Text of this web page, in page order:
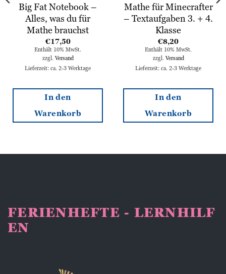
Big Fat Notebook –
Alles, was du für
Mathe brauchst
€17,50
Enthält 10% MwSt.
zzgl. Versand
Lieferzeit: ca. 2-3 Werktage
In den
Warenkorb
Mathe für Minecrafter
– Textaufgaben 3. + 4.
Klasse
€8,20
Enthält 10% MwSt.
zzgl. Versand
Lieferzeit: ca. 2-3 Werktage
In den
Warenkorb
FERIENHEFTE - LERNHILF
EN